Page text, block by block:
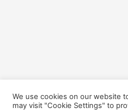
We use cookies on our website
may visit "Cookie Settings" to